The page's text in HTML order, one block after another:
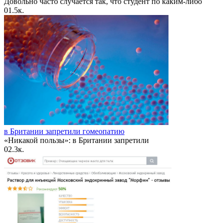
01.5к.
в Британии запретили гомеопатию
«Никакой пользы»: в Британии запретили
02.3к.